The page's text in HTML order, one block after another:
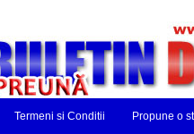
Termeni si Conditii Propune o